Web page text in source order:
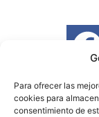
Para ofrecer las
cookies para
consentimiento de